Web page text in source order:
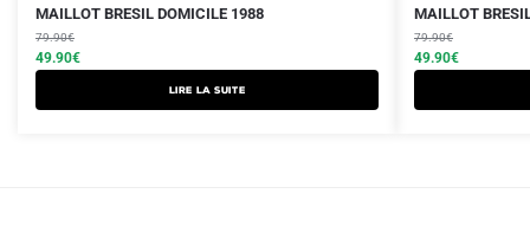
MAILLOT BRESIL DOMICILE 1988
79.90€
Le
prix
initial
était :
49.90€
Le
prix
actuel
est :
Lire la suite
MAILLOT
79.90€
Le
prix
initial
était :
49.90€
Le
prix
actuel
est :
Ce
produit
a